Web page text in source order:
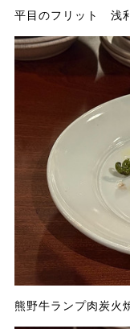
平目のフリット 浅
熊野牛ランプ肉炭火